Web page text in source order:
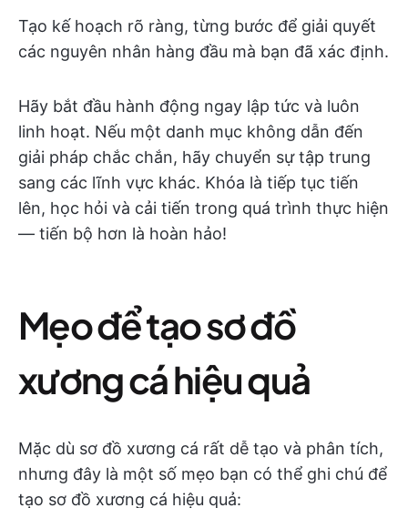
Tạo kế hoạch rõ ràng, từng bước để giải quyết
các nguyên nhân hàng đầu mà bạn đã xác định.
Hãy bắt đầu hành động ngay lập tức và luôn
linh hoạt. Nếu một danh mục không dẫn đến
giải pháp chắc chắn, hãy chuyển sự tập trung
sang các lĩnh vực khác. Khóa là tiếp tục tiến
lên, học hỏi và cải tiến trong quá trình thực hiện
— tiến bộ hơn là hoàn hảo!
Mẹo để tạo sơ đồ
xương cá hiệu quả
Mặc dù sơ đồ xương cá rất dễ tạo và phân tích,
nhưng đây là một số mẹo bạn có thể ghi chú để
tạo sơ đồ xương cá hiệu quả: